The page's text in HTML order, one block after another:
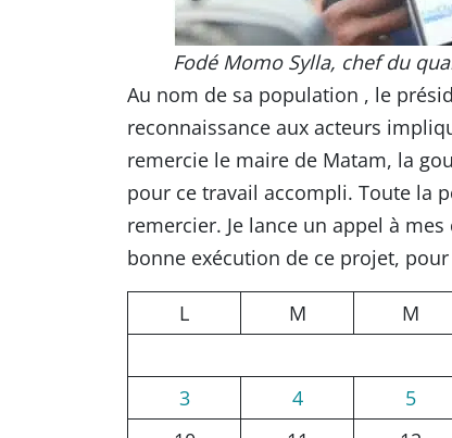
Fodé Momo Sylla, chef du
Au nom de sa population , le
reconnaissance aux acteurs
remercie le maire de Matam, la
pour ce travail accompli. Toute la
remercier. Je lance un appel à
bonne exécution de ce projet,
L M M
3
4 5